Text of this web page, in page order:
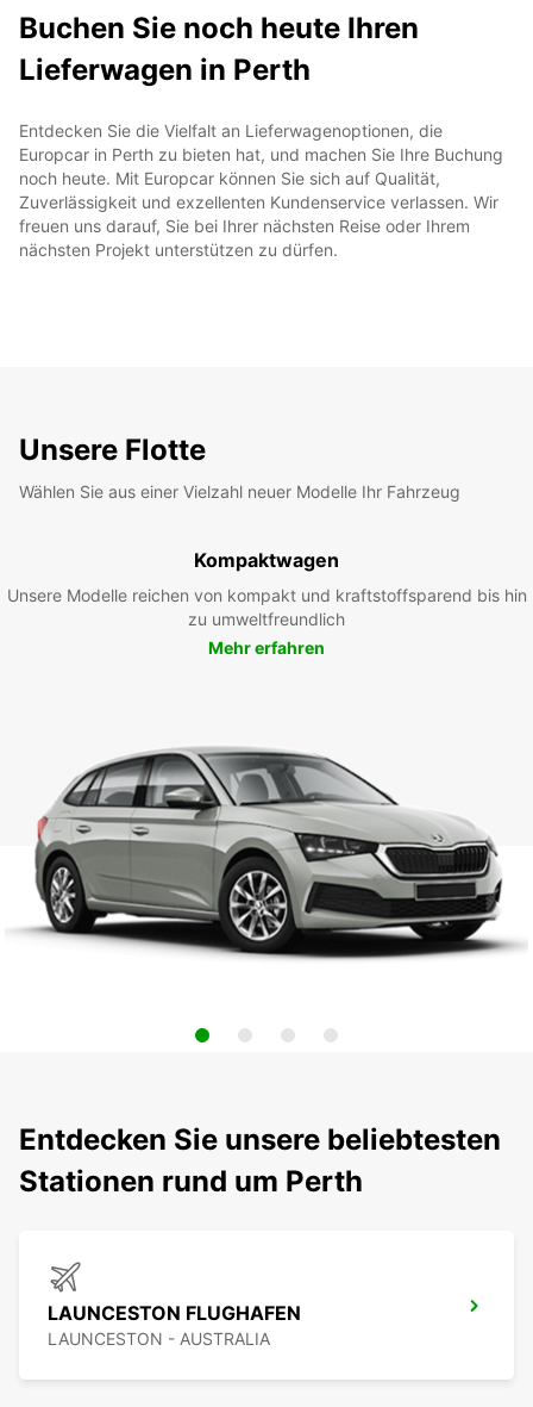
Buchen Sie noch heute Ihren
Lieferwagen in Perth
Entdecken Sie die Vielfalt an Lieferwagenoptionen, die
Europcar in Perth zu bieten hat, und machen Sie Ihre Buchung
noch heute. Mit Europcar können Sie sich auf Qualität,
Zuverlässigkeit und exzellenten Kundenservice verlassen. Wir
freuen uns darauf, Sie bei Ihrer nächsten Reise oder Ihrem
nächsten Projekt unterstützen zu dürfen.
Unsere Flotte
Wählen Sie aus einer Vielzahl neuer Modelle Ihr Fahrzeug
Kompaktwagen
Unsere Modelle reichen von kompakt und kraftstoffsparend bis hin
zu umweltfreundlich
Mehr erfahren
Entdecken Sie unsere beliebtesten
Stationen rund um Perth
LAUNCESTON FLUGHAFEN
LAUNCESTON - AUSTRALIA